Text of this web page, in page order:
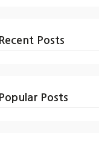
Recent Posts
Popular Posts